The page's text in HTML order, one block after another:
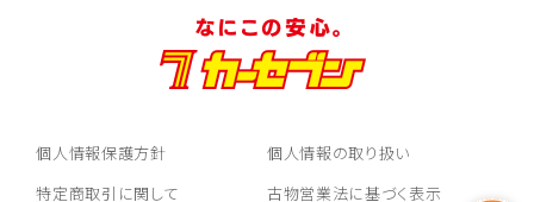
個人情報保護方針
個人情報の取り扱い
特定商取引に関して
古物営業法に基づく表示